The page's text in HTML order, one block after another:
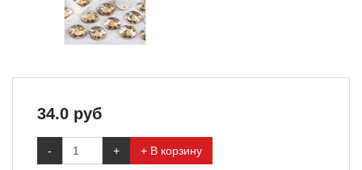
34.0 руб
- + + В корзину